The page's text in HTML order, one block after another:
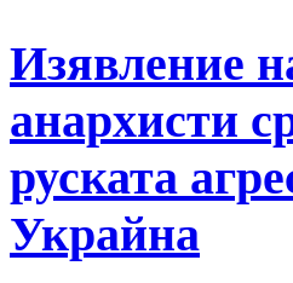
Изявление
анархисти
руската
Украйна